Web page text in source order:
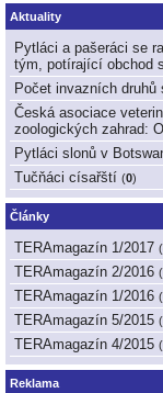
Aktuality
Pytláci a pašeráci se
tým, potírající obchod
Počet invazních
Česká asociace
zoologických zahrad:
Pytláci slonů v
Tučňáci císařští (0)
Články
TERAmagazín 1/2017 (
TERAmagazín 2/2016 (
TERAmagazín 1/2016 (
TERAmagazín 5/2015 (
TERAmagazín 4/2015 (
Reklama